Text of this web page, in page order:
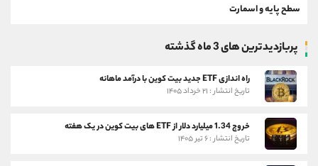
سطح پایه و اسمارت
پربازدیدترین های 3 ماه گذشته
راه اندازی ETF جدید بیت کوین با درآمد ماهانه
تاریخ انتشار : ۲۱ خرداد ۱۴۰۵
خروج 1.34 میلیارد دلار از ETF های بیت کوین در یک هفته
تاریخ انتشار : ۶ تیر ۱۴۰۵